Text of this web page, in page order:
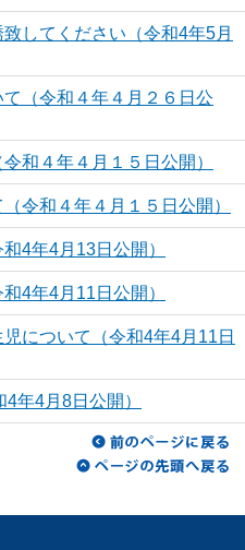
してください（令和4年5月
（令和４年４月２６日公
和４年４月１５日公開）
令和４年４月１５日公開）
4年4月13日公開）
4年4月11日公開）
について（令和4年4月11日
年4月8日公開）